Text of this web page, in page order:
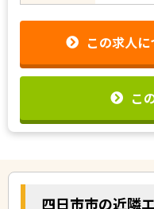
この求人
こ
四日市市の近隣